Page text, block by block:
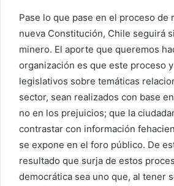
Pase lo que pase en el proceso de
nueva Constitución, Chile seguirá
minero. El aporte que queremos
organización es que este proceso
legislativos sobre temáticas
sector, sean realizados con base
no en los prejuicios; que la
contrastar con información
se expone en el foro público. De
resultado que surja de estos
democrática sea uno que, al tener